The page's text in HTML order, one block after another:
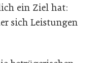
ein Ziel hat:
sich Leistungen